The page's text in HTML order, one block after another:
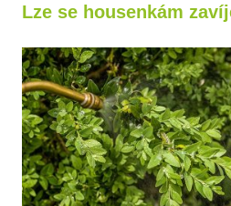
Lze se housenkám